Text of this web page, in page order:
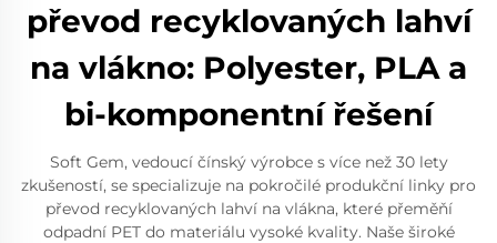
převod recyklovaných lahví
na vlákno: Polyester, PLA a
bi-komponentní řešení
Soft Gem, vedoucí čínský výrobce s více než 30 lety
zkušeností, se specializuje na pokročilé produkční linky pro
převod recyklovaných lahví na vlákna, které přeměňí
odpadní PET do materiálu vysoké kvality. Naše široké